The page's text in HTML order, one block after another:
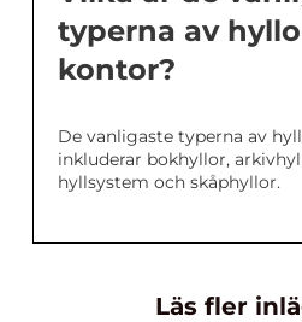
typerna av
kontor?
De vanligaste typerna av
inkluderar bokhyllor,
hyllsystem och skåphyllor.
Läs fler